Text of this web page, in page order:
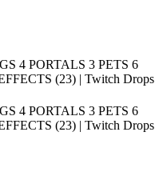
4 PORTALS 3 PETS 6
(23) | Twitch Drops
4 PORTALS 3 PETS 6
(23) | Twitch Drops